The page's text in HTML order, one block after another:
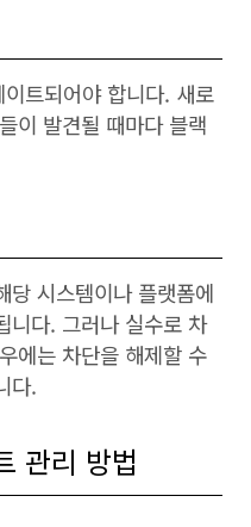
트되어야 합니다. 새로
이 발견될 때마다 블랙
당 시스템이나 플랫폼에
니다. 그러나 실수로 차
에는 차단을 해제할 수
다.
관리 방법